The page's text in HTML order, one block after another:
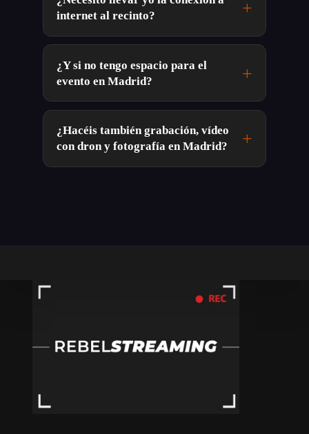
internet al recinto?
¿Y si no tengo espacio para el
evento en Madrid?
¿Hacéis también grabación, vídeo
con dron y fotografía en Madrid?